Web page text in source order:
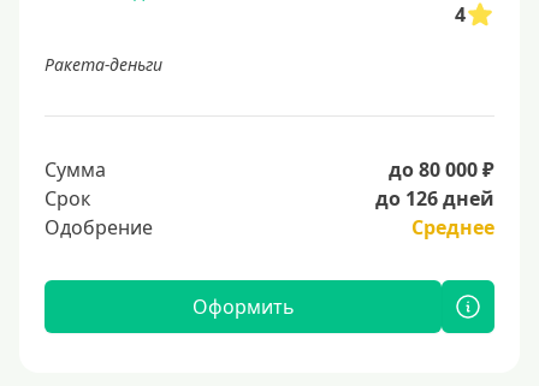
4
Ракета-деньги
Сумма
до 80 000 ₽
Срок
до 126 дней
Одобрение
Среднее
Оформить